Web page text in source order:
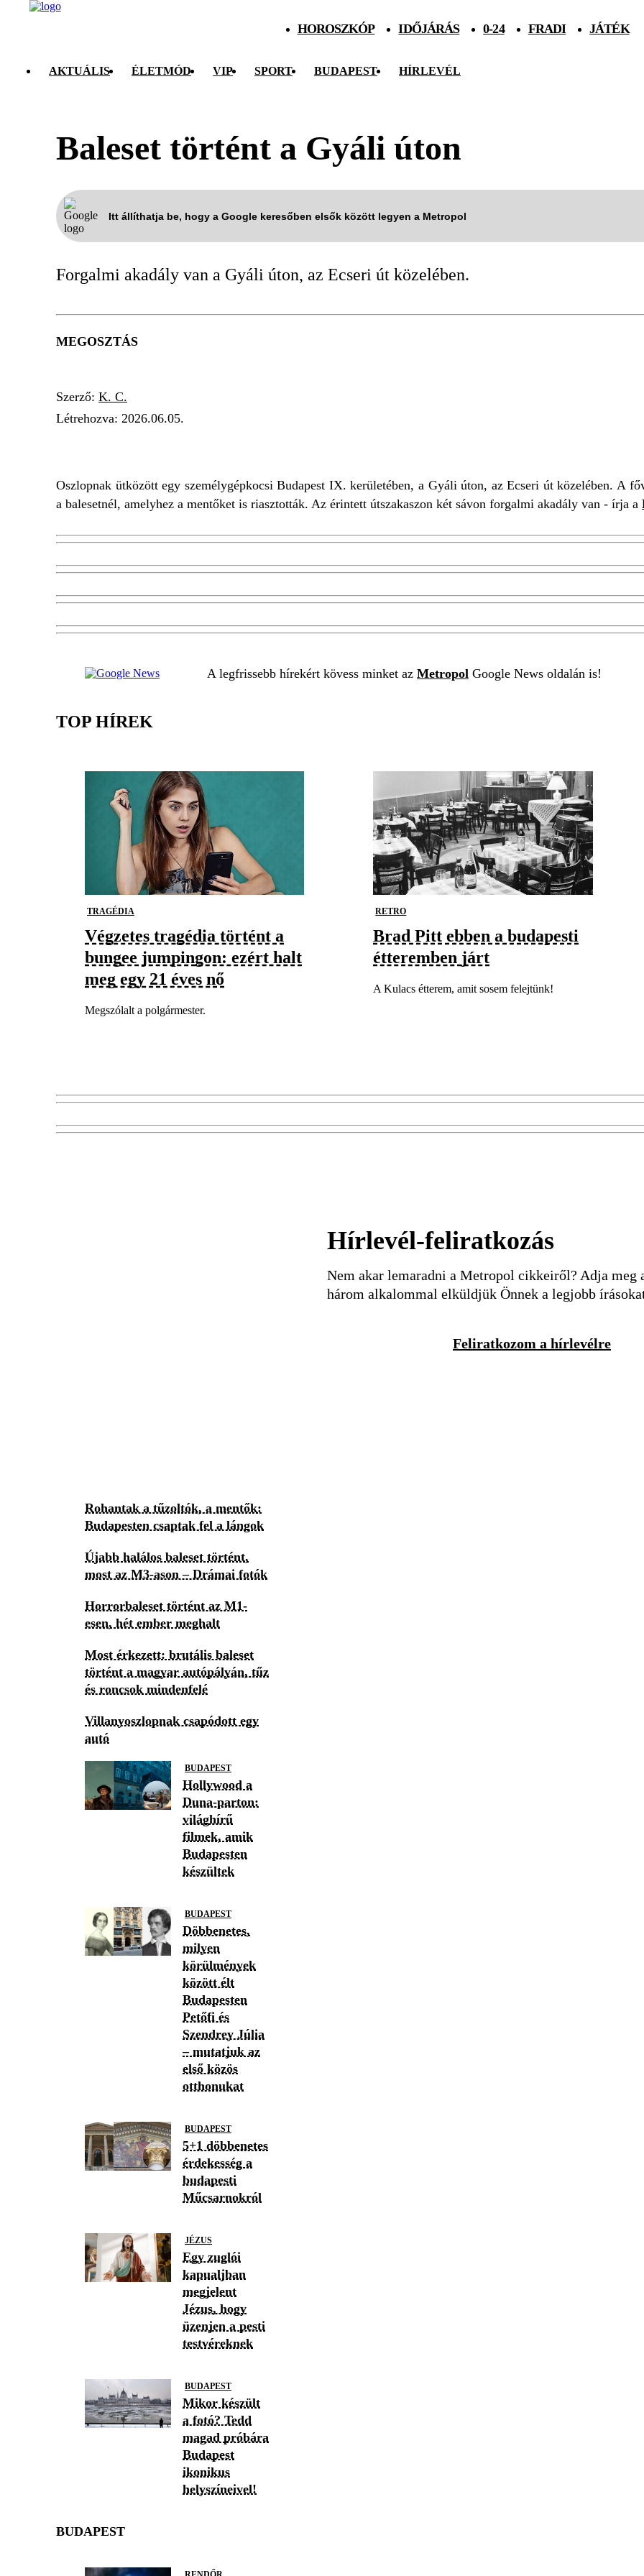
HOROSZKÓP IDŐJÁRÁS 0-24 FRADI JÁTÉK
AKTUÁLIS ÉLETMÓD VIP SPORT BUDAPEST HÍRLEVÉL
Baleset történt a Gyáli úton
Itt állíthatja be, hogy a Google keresőben elsők között legyen a Metropol
Forgalmi akadály van a Gyáli úton, az Ecseri út közelében.
MEGOSZTÁS
Szerző: K. C.
Létrehozva: 2026.06.05.
Oszlopnak ütközött egy személygépkocsi Budapest IX. kerületében, a Gyáli úton, az Ecseri út közelében. A
a balesetnél, amelyhez a mentőket is riasztották. Az érintett útszakaszon két sávon forgalmi akadály van - írja a
A legfrissebb hírekért kövess minket az Metropol Google News oldalán is!
TOP HÍREK
TRAGÉDIA
Végzetes tragédia történt a
bungee jumpingon: ezért halt
meg egy 21 éves nő
Megszólalt a polgármester.
RETRO
Brad Pitt ebben a budapesti
étteremben járt
A Kulacs étterem, amit sosem felejtünk!
Hírlevél-feliratkozás
Nem akar lemaradni a Metropol cikkeiről? Adja meg
három alkalommal elküldjük Önnek a legjobb
Feliratkozom a hírlevélre
Rohantak a tűzoltók, a mentők:
Budapesten csaptak fel a lángok
Újabb halálos baleset történt,
most az M3-ason – Drámai fotók
Horrorbaleset történt az M1-
esen, hét ember meghalt
Most érkezett: brutális baleset
történt a magyar autópályán, tűz
és roncsok mindenfelé
Villanyoszlopnak csapódott egy
autó
BUDAPEST
Hollywood a
Duna-parton:
világhírű
filmek, amik
Budapesten
készültek
BUDAPEST
Döbbenetes,
milyen
körülmények
között élt
Budapesten
Petőfi és
Szendrey Júlia
– mutatjuk az
első közös
otthonukat
BUDAPEST
5+1 döbbenetes
érdekesség a
budapesti
Műcsarnokról
JÉZUS
Egy zuglói
kapualjban
megjelent
Jézus, hogy
üzenjen a pesti
testvéreknek
BUDAPEST
Mikor készült
a fotó? Tedd
magad próbára
Budapest
ikonikus
helyszíneivel!
BUDAPEST